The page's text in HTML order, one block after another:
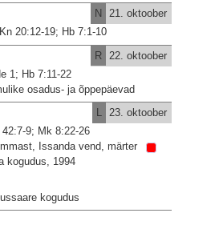
N
21. oktoober
20:12-19; Hb 7:1-10
R
22. oktoober
1; Hb 7:11-22
osadus- ja õppepäevad
L 23. oktoober
9; Mk 8:22-26
Issanda vend, märter
kogudus, 1994
kogudus